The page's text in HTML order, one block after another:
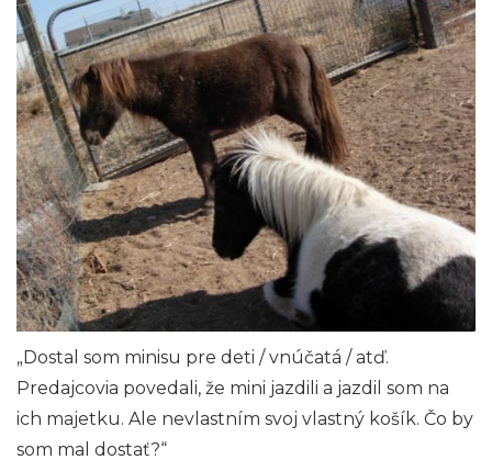
„Dostal som minisu pre deti / vnúčatá / atď.
Predajcovia povedali, že mini jazdili a jazdil som na
ich majetku. Ale nevlastním svoj vlastný košík. Čo by
som mal dostať?“